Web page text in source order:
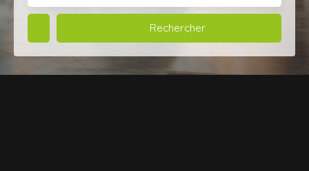
Rechercher